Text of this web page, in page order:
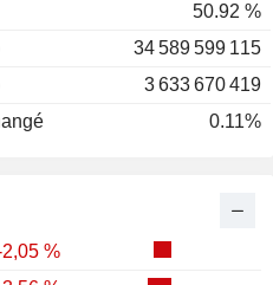
%
50.92 %
34 589 599 115
3 633 670 419
0.11%